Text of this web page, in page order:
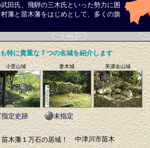
田氏、飛騨の三木氏といった勢力に囲
藩と苗木藩をはじめとして、多くの旗
特に貴重な７つの名城を紹介します
小里山城 妻木城 美濃金山城
定史跡
未指定
木藩１万石の居城！ 中津川市苗木